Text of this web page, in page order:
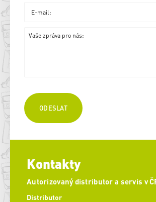
Kontakty
Autorizovaný distributor a servis v
Distributor